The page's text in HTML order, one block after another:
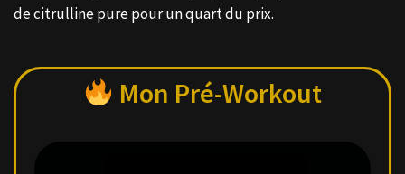
de citrulline pure pour un quart du prix.
Mon Pré-Workout